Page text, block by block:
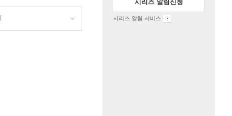
시리즈 알림신청
시리즈 알림 서비스